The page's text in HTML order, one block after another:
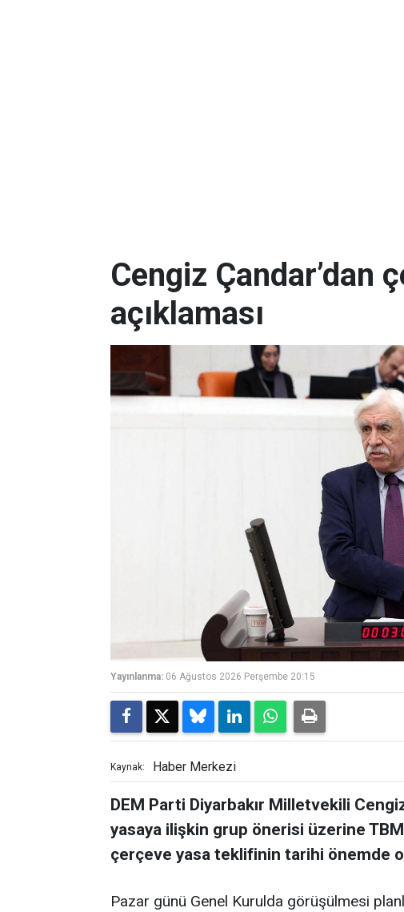
Cengiz Çandar’dan
açıklaması
Yayınlanma: 06 Ağustos 2026 Perşembe 20:15
Kaynak: Haber Merkezi
DEM Parti Diyarbakır Milletvekili
yasaya ilişkin grup önerisi üzerine
çerçeve yasa teklifinin tarihi önemde
Pazar günü Genel Kurulda görüşülmesi